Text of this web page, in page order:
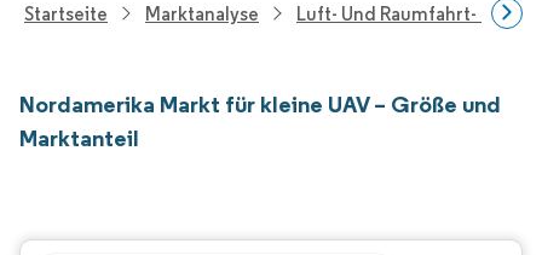
Startseite Marktanalyse Luft- Und Raumfahrt- Und
Nordamerika Markt für kleine UAV – Größe und
Marktanteil